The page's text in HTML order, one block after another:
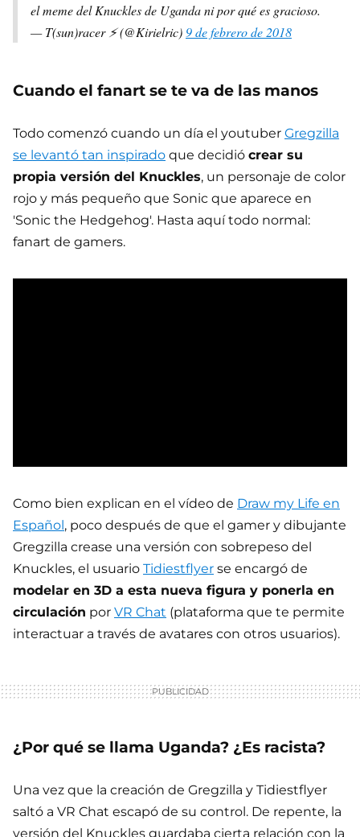
el meme del Knuckles de Uganda ni por qué es gracioso.
— T(sun)racer ⚡️ (@Kirielric) 9 de febrero de 2018
Cuando el fanart se te va de las manos
Todo comenzó cuando un día el youtuber Gregzilla
se levantó tan inspirado que decidió crear su
propia versión del Knuckles, un personaje de color
rojo y más pequeño que Sonic que aparece en
'Sonic the Hedgehog'. Hasta aquí todo normal:
fanart de gamers.
Como bien explican en el vídeo de Draw my Life en
Español, poco después de que el gamer y dibujante
Gregzilla crease una versión con sobrepeso del
Knuckles, el usuario Tidiestflyer se encargó de
modelar en 3D a esta nueva figura y ponerla en
circulación por VR Chat (plataforma que te permite
interactuar a través de avatares con otros usuarios).
¿Por qué se llama Uganda? ¿Es racista?
Una vez que la creación de Gregzilla y Tidiestflyer
saltó a VR Chat escapó de su control. De repente, la
versión del Knuckles guardaba cierta relación con la